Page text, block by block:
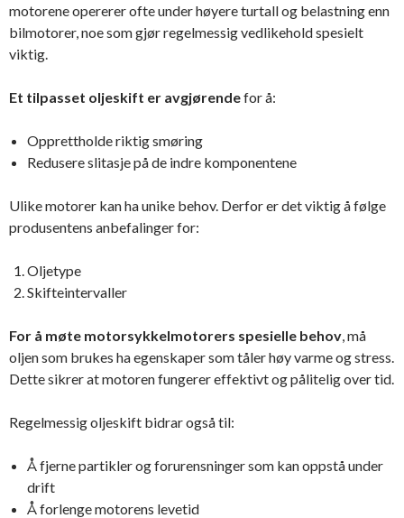
motorene opererer ofte under høyere turtall og belastning enn
bilmotorer, noe som gjør regelmessig vedlikehold spesielt
viktig.
Et tilpasset oljeskift er avgjørendefor å:
Opprettholde riktig smøring
Redusere slitasje på de indre komponentene
Ulike motorer kan ha unike behov. Derfor er det viktig å følge
produsentens anbefalinger for:
Oljetype
Skifteintervaller
For å møte motorsykkelmotorers spesielle behov , må
oljen som brukes ha egenskaper som tåler høy varme og stress.
Dette sikrer at motoren fungerer effektivt og pålitelig over tid.
Regelmessig oljeskift bidrar også til:
Å fjerne partikler og forurensninger som kan oppstå under
drift
Å forlenge motorens levetid